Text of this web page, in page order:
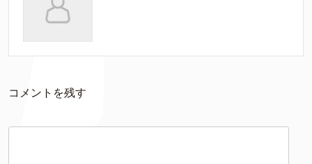
コメントを残す